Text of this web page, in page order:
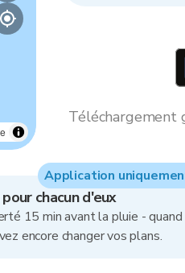
Téléchargement
chacun d'eux
15 min avant la pluie - quand
encore changer vos plans.
Application